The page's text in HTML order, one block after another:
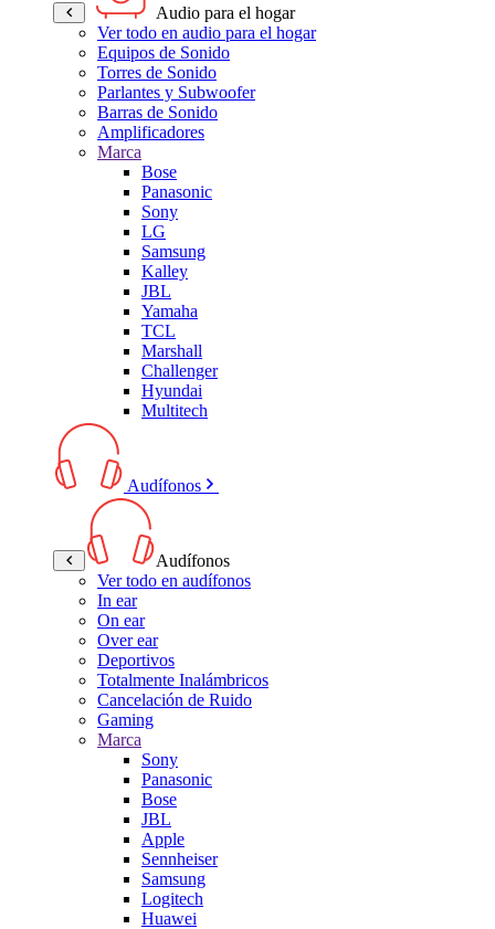
Audio para el hogar
Ver todo en audio para el hogar
Equipos de Sonido
Torres de Sonido
Parlantes y Subwoofer
Barras de Sonido
Amplificadores
Marca
Bose
Panasonic
Sony
LG
Samsung
Kalley
JBL
Yamaha
TCL
Marshall
Challenger
Hyundai
Multitech
Audífonos
Audífonos
Ver todo en audífonos
In ear
On ear
Over ear
Deportivos
Totalmente Inalámbricos
Cancelación de Ruido
Gaming
Marca
Sony
Panasonic
Bose
JBL
Apple
Sennheiser
Samsung
Logitech
Huawei